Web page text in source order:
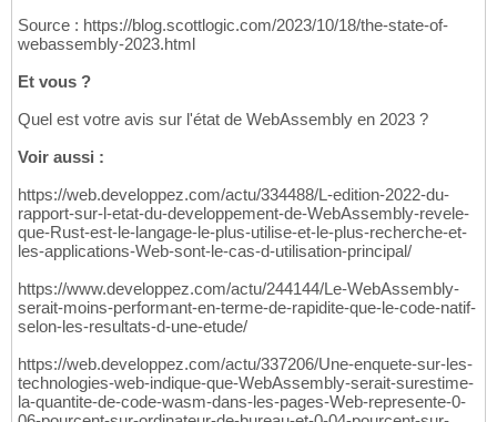
Source : https://blog.scottlogic.com/2023/10/18/the-state-of-
webassembly-2023.html
Et vous ?
Quel est votre avis sur l'état de WebAssembly en 2023 ?
Voir aussi :
https://web.developpez.com/actu/334488/L-edition-2022-du-
rapport-sur-l-etat-du-developpement-de-WebAssembly-revele-
que-Rust-est-le-langage-le-plus-utilise-et-le-plus-recherche-et-
les-applications-Web-sont-le-cas-d-utilisation-principal/
https://www.developpez.com/actu/244144/Le-WebAssembly-
serait-moins-performant-en-terme-de-rapidite-que-le-code-natif-
selon-les-resultats-d-une-etude/
https://web.developpez.com/actu/337206/Une-enquete-sur-les-
technologies-web-indique-que-WebAssembly-serait-surestime-
la-quantite-de-code-wasm-dans-les-pages-Web-represente-0-